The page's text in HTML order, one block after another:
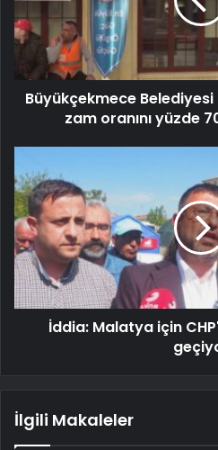
Büyükçekmece
zam oranını yüzde
İddia: Malatya için
İlgili Makaleler